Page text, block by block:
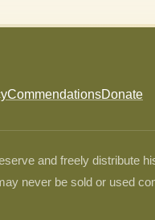
CommendationsDonate
and freely distribute
never be sold or used